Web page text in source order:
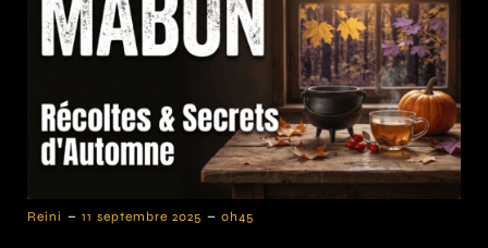
Reini - 11 septembre 2025 - 0h45